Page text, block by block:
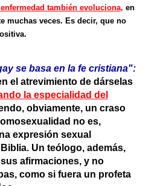
también evoluciona, en
muchas veces. Es decir, que no
se basa en la fe cristiana":
el atrevimiento de dárselas
la especialidad del
obviamente, un craso
no es,
expresión sexual
Un teólogo, además,
afirmaciones, y no
como si fuera un profeta